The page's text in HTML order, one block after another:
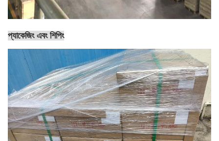
প্যাকেজিং এবং শিপিং